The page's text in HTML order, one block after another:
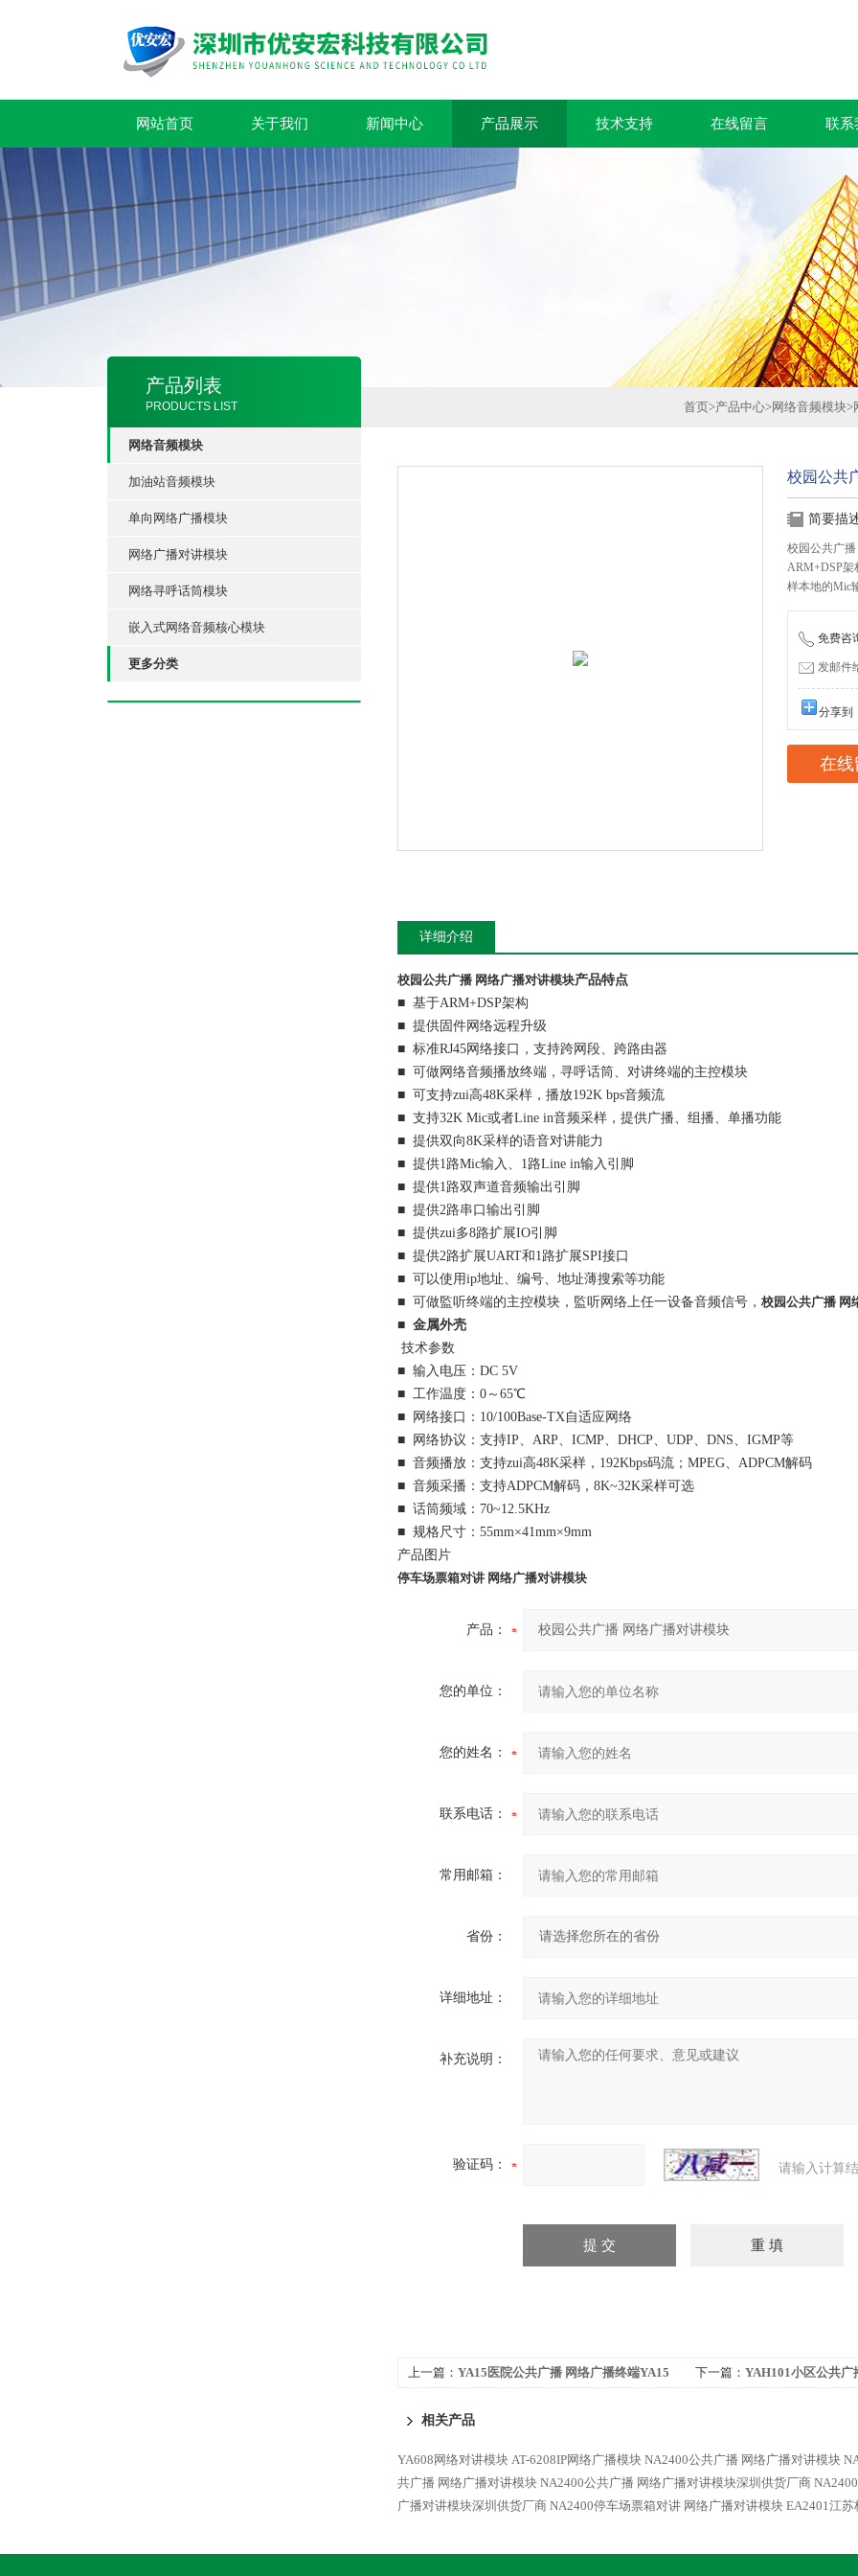
网站首页 关于我们 新闻中心 产品展示 技术支持 在线留言 联系
产品列表
PRODUCTS LIST
网络音频模块
加油站音频模块
单向网络广播模块
网络广播对讲模块
网络寻呼话筒模块
嵌入式网络音频核心模块
更多分类
首页>产品中心>网络音频模块>
校园公共
简要描
校园公共广
ARM+DSP架
样本地的Mic
免费咨
发邮件
分享到
在线
详细介绍
校园公共广播 网络广播对讲模块产品特点
■ 基于ARM+DSP架构
■ 提供固件网络远程升级
■ 标准RJ45网络接口，支持跨网段、跨路由器
■ 可做网络音频播放终端，寻呼话筒、对讲终端的主控模块
■ 可支持zui高48K采样，播放192K bps音频流
■ 支持32K Mic或者Line in音频采样，提供广播、组播、单播功能
■ 提供双向8K采样的语音对讲能力
■ 提供1路Mic输入、1路Line in输入引脚
■ 提供1路双声道音频输出引脚
■ 提供2路串口输出引脚
■ 提供zui多8路扩展IO引脚
■ 提供2路扩展UART和1路扩展SPI接口
■ 可以使用ip地址、编号、地址薄搜索等功能
■ 可做監听终端的主控模块，監听网络上任一设备音频信号， 校园公共广播 网
■ 金属外壳
技术参数
■ 输入电压：DC 5V
■ 工作温度：0～65℃
■ 网络接口：10/100Base-TX自适应网络
■ 网络协议：支持IP、ARP、ICMP、DHCP、UDP、DNS、IGMP等
■ 音频播放：支持zui高48K采样，192Kbps码流；MPEG、ADPCM解码
■ 音频采播：支持ADPCM解码，8K~32K采样可选
■ 话筒频域：70~12.5KHz
■ 规格尺寸：55mm×41mm×9mm
产品图片
停车场票箱对讲 网络广播对讲模块
产品：
您的单位：
您的姓名：
联系电话：
常用邮箱：
省份：
详细地址：
补充说明：
验证码： 请输入计算
上一篇： YA15医院公共广播 网络广播终端YA15 下一篇： YAH101小区公共广
相关产品
YA608网络对讲模块 AT-6208IP网络广播模块 NA2400公共广播 网络广播对讲模块
共广播 网络广播对讲模块 NA2400公共广播 网络广播对讲模块深圳供货厂商
广播对讲模块深圳供货厂商 NA2400停车场票箱对讲 网络广播对讲模块 EA2401江